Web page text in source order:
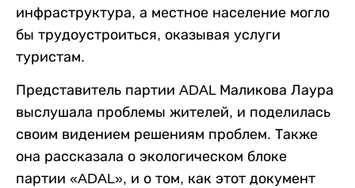
инфраструктура, а местное население могло
бы трудоустроиться, оказывая услуги
туристам.
Представитель партии ADAL Маликова Лаура
выслушала проблемы жителей, и поделилась
своим видением решениям проблем. Также
она рассказала о экологическом блоке
партии «ADAL», и о том, как этот документ